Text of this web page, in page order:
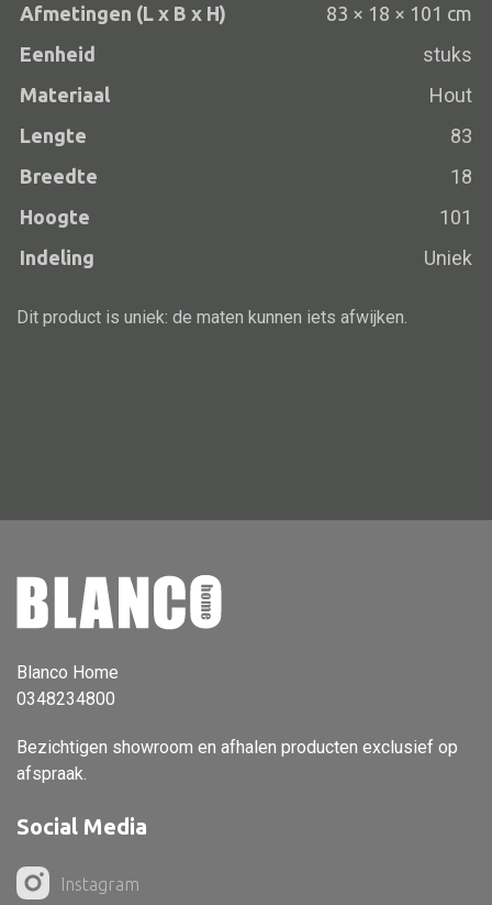
Chaise longues
Poef
Alle lampen
Alle deco
Vaas
Kandelaar
Object
Pilaar
Pot
Dienblad
Afmetingen (L x B x H)
83 × 18 × 101 cm
Eenheid
stuks
Materiaal Hout
Lengte 83
Breedte 18
Hoogte 101
Indeling Uniek
Dit product is uniek: de maten kunnen iets afwijken.
Blanco Home
0348234800
Bezichtigen showroom en afhalen producten exclusief op
afspraak.
Social Media
Instagram